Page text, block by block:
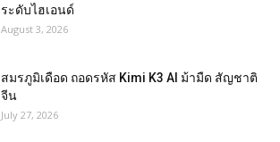
ระดับไฮเอนด์
August 3, 2026
สมรภูมิเดือด ถอดรหัส Kimi K3 AI ม้ามืด สัญชาติ
จีน
July 27, 2026